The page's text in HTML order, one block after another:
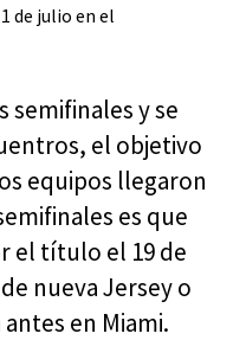
de julio en el
semifinales y se
el objetivo
equipos llegaron
es que
el título el 19 de
nueva Jersey o
en Miami.